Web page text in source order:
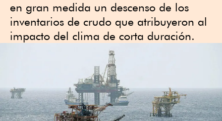
en gran medida un descenso de los
inventarios de crudo que atribuyeron al
impacto del clima de corta duración.